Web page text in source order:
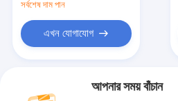
সর্বশেষ দাম পান
এখন যোগাযোগ
আপনার সময় বাঁচান